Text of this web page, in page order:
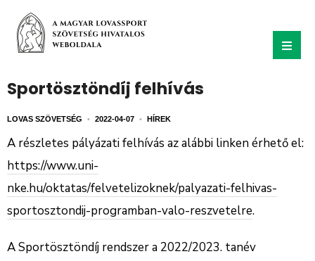
Sportösztöndíj felhívás
LOVAS SZÖVETSÉG • 2022-04-07 • HÍREK
A részletes pályázati felhívás az alábbi linken érhető el:
https://www.uni-
nke.hu/oktatas/felvetelizoknek/palyazati-felhivas-
sportosztondij-programban-valo-reszvetelre.
A Sportösztöndíj rendszer a 2022/2023. tanév